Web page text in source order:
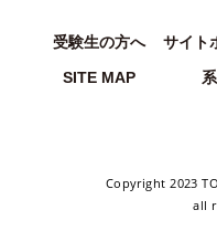
受験生の方へ
SITE MAP
サイト
Copyright 2023
all